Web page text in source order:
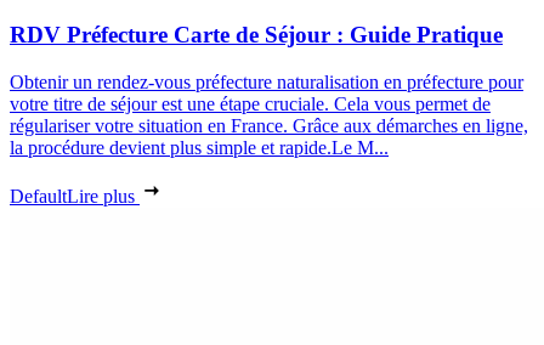
RDV Préfecture Carte de Séjour : Guide Pratique
Obtenir un rendez-vous préfecture naturalisation en préfecture pour
votre titre de séjour est une étape cruciale. Cela vous permet de
régulariser votre situation en France. Grâce aux démarches en ligne,
la procédure devient plus simple et rapide.Le M...
DefaultLire plus